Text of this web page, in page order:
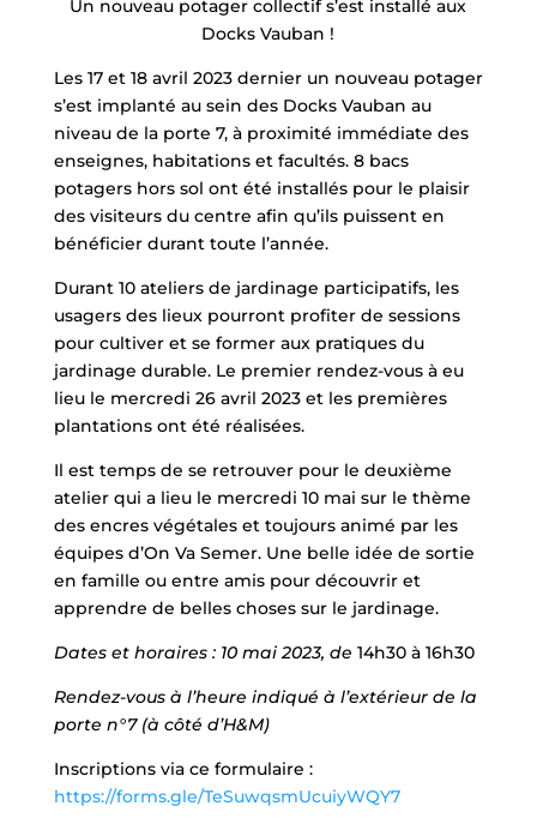
Un nouveau potager collectif s’est installé aux
Docks Vauban !
Les 17 et 18 avril 2023 dernier un nouveau potager
s’est implanté au sein des Docks Vauban au
niveau de la porte 7, à proximité immédiate des
enseignes, habitations et facultés. 8 bacs
potagers hors sol ont été installés pour le plaisir
des visiteurs du centre afin qu’ils puissent en
bénéficier durant toute l’année.
Durant 10 ateliers de jardinage participatifs, les
usagers des lieux pourront profiter de sessions
pour cultiver et se former aux pratiques du
jardinage durable. Le premier rendez-vous à eu
lieu le mercredi 26 avril 2023 et les premières
plantations ont été réalisées.
Il est temps de se retrouver pour le deuxième
atelier qui a lieu le mercredi 10 mai sur le thème
des encres végétales et toujours animé par les
équipes d’On Va Semer. Une belle idée de sortie
en famille ou entre amis pour découvrir et
apprendre de belles choses sur le jardinage.
Dates et horaires : 10 mai 2023, de 14h30 à 16h30
Rendez-vous à l’heure indiqué à l’extérieur de la
porte n°7 (à côté d’H&M)
Inscriptions via ce formulaire :
https://forms.gle/TeSuwqsmUcuiyWQY7